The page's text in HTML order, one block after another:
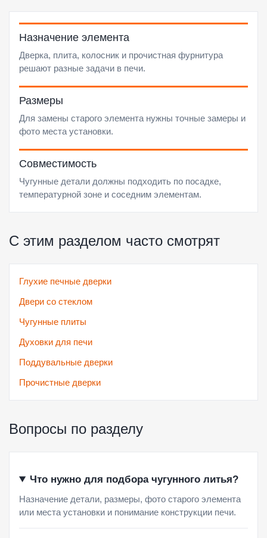
Назначение элемента
Дверка, плита, колосник и прочистная фурнитура
решают разные задачи в печи.
Размеры
Для замены старого элемента нужны точные замеры и
фото места установки.
Совместимость
Чугунные детали должны подходить по посадке,
температурной зоне и соседним элементам.
С этим разделом часто смотрят
Глухие печные дверки
Двери со стеклом
Чугунные плиты
Духовки для печи
Поддувальные дверки
Прочистные дверки
Вопросы по разделу
Что нужно для подбора чугунного литья?
Назначение детали, размеры, фото старого элемента
или места установки и понимание конструкции печи.